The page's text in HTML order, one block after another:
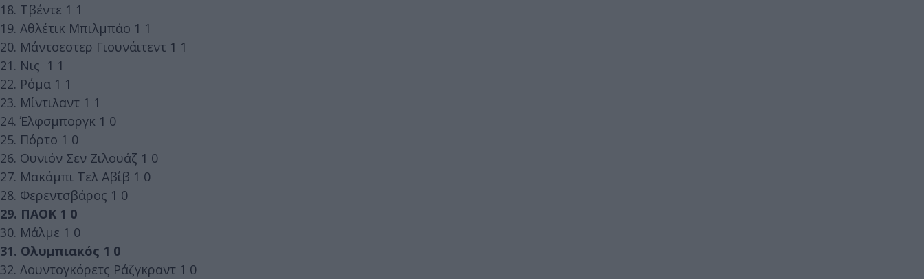
18. Τβέντε 1 1
19. Αθλέτικ Μπιλμπάο 1 1
20. Μάντσεστερ Γιουνάιτεντ 1 1
21. Νις 1 1
22. Ρόμα 1 1
23. Μίντιλαντ 1 1
24. Έλφσμποργκ 1 0
25. Πόρτο 1 0
26. Ουνιόν Σεν Ζιλουάζ 1 0
27. Μακάμπι Τελ Αβίβ 1 0
28. Φερεντσβάρος 1 0
29. ΠΑΟΚ 1 0
30. Μάλμε 1 0
31. Ολυμπιακός 1 0
32. Λουντογκόρετς Ράζγκραντ 1 0